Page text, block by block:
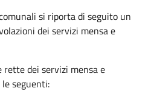
si riporta di seguito un
dei servizi mensa e
rette dei servizi mensa e
seguenti: